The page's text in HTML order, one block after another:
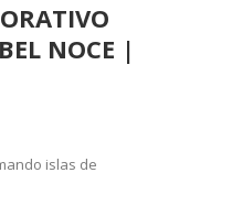
NOCE |
islas de